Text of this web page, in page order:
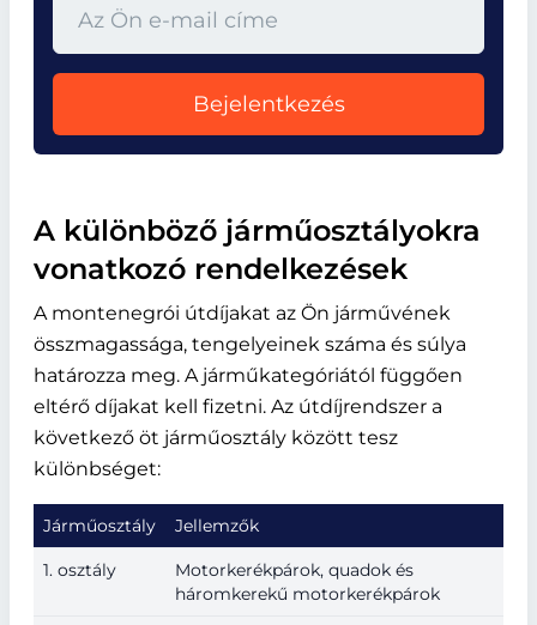
Bejelentkezés
A különböző járműosztályokra
vonatkozó rendelkezések
A montenegrói útdíjakat az Ön járművének
összmagassága, tengelyeinek száma és súlya
határozza meg. A járműkategóriától függően
eltérő díjakat kell fizetni. Az útdíjrendszer a
következő öt járműosztály között tesz
különbséget:
Járműosztály Jellemzők
1. osztály
Motorkerékpárok, quadok és
háromkerekű motorkerékpárok